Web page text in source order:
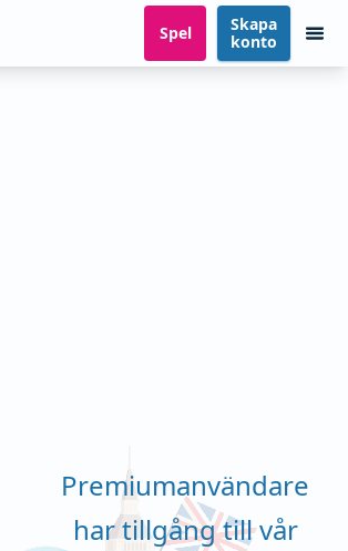
Spel
Skapa
konto
Premiumanvändare
har tillgång till vår